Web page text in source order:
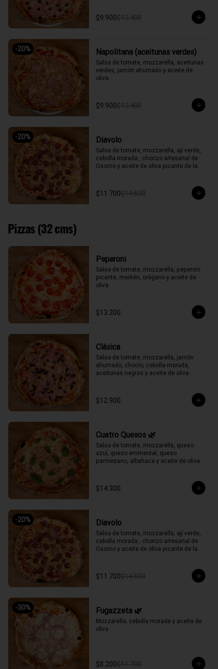
$9.900$12.400
-20% Napolitana (aceitunas verdes)
Salsa de tomate, mozzarella, aceitunas
verdes, jamón ahumado y aceite de
oliva.
$9.900$12.400
-20% Diavolo
Salsa de tomate, mozzarella, ají verde,
cebolla morada , chorizo artesanal de
Osorno y aceite de oliva picante de la
$11.700$14.600
Pizzas (32 cms)
Peperoni
Salsa de tomate, mozzarella, peperoni
picante, merkén, orégano y aceite de
oliva.
$13.200
Clásica
Salsa de tomate, mozzarella, jamón
ahumado, choclo, cebolla morada,
aceitunas negras y aceite de oliva.
$12.900
Cuatro Quesos 🌿
Salsa de tomate, mozzarella, queso
azul, queso emmental, queso
parmesano, albahaca y aceite de oliva.
$14.300
-20% Diavolo
Salsa de tomate, mozzarella, ají verde,
cebolla morada , chorizo artesanal de
Osorno y aceite de oliva picante de la
$11.700$14.600
-30% Fugazzeta 🌿
Mozzarella, cebolla morada y aceite de
oliva.
$8.200$11.700